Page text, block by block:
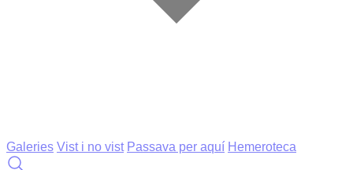
Galeries Vist i no vist Passava per aquí Hemeroteca